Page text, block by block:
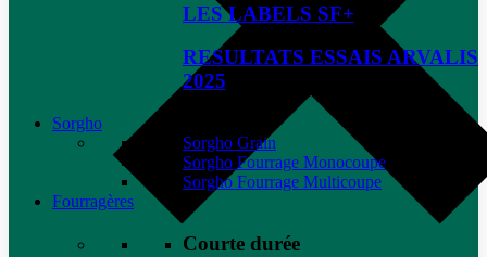
LES LABELS SF+
RESULTATS ESSAIS ARVALIS
2025
Sorgho
Sorgho Grain
Sorgho Fourrage Monocoupe
Sorgho Fourrage Multicoupe
Fourragères
Courte durée